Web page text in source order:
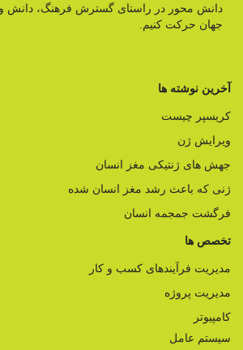
دانش محور در راستای گسترش فرهنگ، دانش و
جهان حرکت کنیم.
آخرین نوشته ها
کریسپر چیست
ویرایش ژن
جهش های ژنتیکی مغز انسان
ژنی که باعث رشد مغز انسان شده
فرگشت جمجمه انسان
تخصص ها
مدیریت فرآیندهای کسب و کار
مدیریت پروژه
کامپیوتر
سیستم عامل